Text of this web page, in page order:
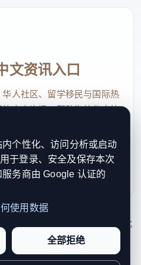
文资讯入口
人社区、留学移民与国际热
中文资讯，帮助海外华人快
日优先处理站务、投稿与权
Reserved. 本网站持续优化
利说明，以提升品牌信任感和
个性化、访问分析或启动
于登录、安全及保存本次
务商由 Google 认证的
使用数据
全部拒绝